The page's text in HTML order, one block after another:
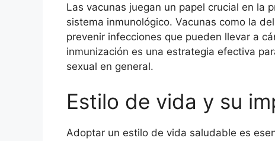
Las vacunas juegan un papel crucial en la
sistema inmunológico. Vacunas como la
prevenir infecciones que pueden llevar a
inmunización es una estrategia efectiva
sexual en general.
Estilo de vida y su
Adoptar un estilo de vida saludable es